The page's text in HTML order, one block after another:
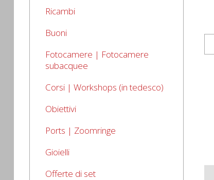
Ricambi
Buoni
Fotocamere | Fotocamere
subacquee
Corsi | Workshops (in tedesco)
Obiettivi
Ports | Zoomringe
Gioielli
Offerte di set